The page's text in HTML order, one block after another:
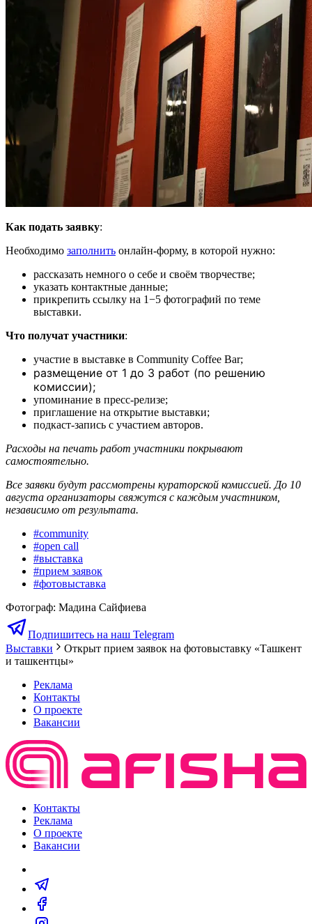
Как подать заявку:
Необходимо заполнить онлайн-форму, в которой нужно:
рассказать немного о себе и своём творчестве;
указать контактные данные;
прикрепить ссылку на 1−5 фотографий по теме
выставки.
Что получат участники:
участие в выставке в Community Coffee Bar;
размещение от 1 до 3 работ (по решению
комиссии);
упоминание в пресс-релизе;
приглашение на открытие выставки;
подкаст-запись с участием авторов.
Расходы на печать работ участники покрывают
самостоятельно.
Все заявки будут рассмотрены кураторской комиссией. До 10
августа организаторы свяжутся с каждым участником,
независимо от результата.
#community
#open call
#выставка
#прием заявок
#фотовыставка
Фотограф: Мадина Сайфиева
Подпишитесь на наш Telegram
Выставки
Открыт прием заявок на фотовыставку «Ташкент
и ташкентцы»‎
Реклама
Контакты
О проекте
Вакансии
Контакты
Реклама
О проекте
Вакансии